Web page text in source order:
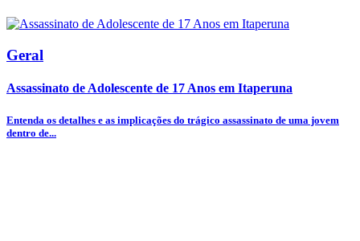
Geral
Assassinato de Adolescente de 17 Anos em Itaperuna
Entenda os detalhes e as implicações do trágico assassinato de uma jovem
dentro de...